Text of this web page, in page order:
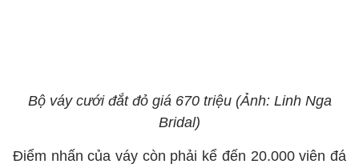
Bộ váy cưới đắt đỏ giá 670 triệu (Ảnh: Linh Nga
Bridal)
Điểm nhấn của váy còn phải kể đến 20.000 viên đá